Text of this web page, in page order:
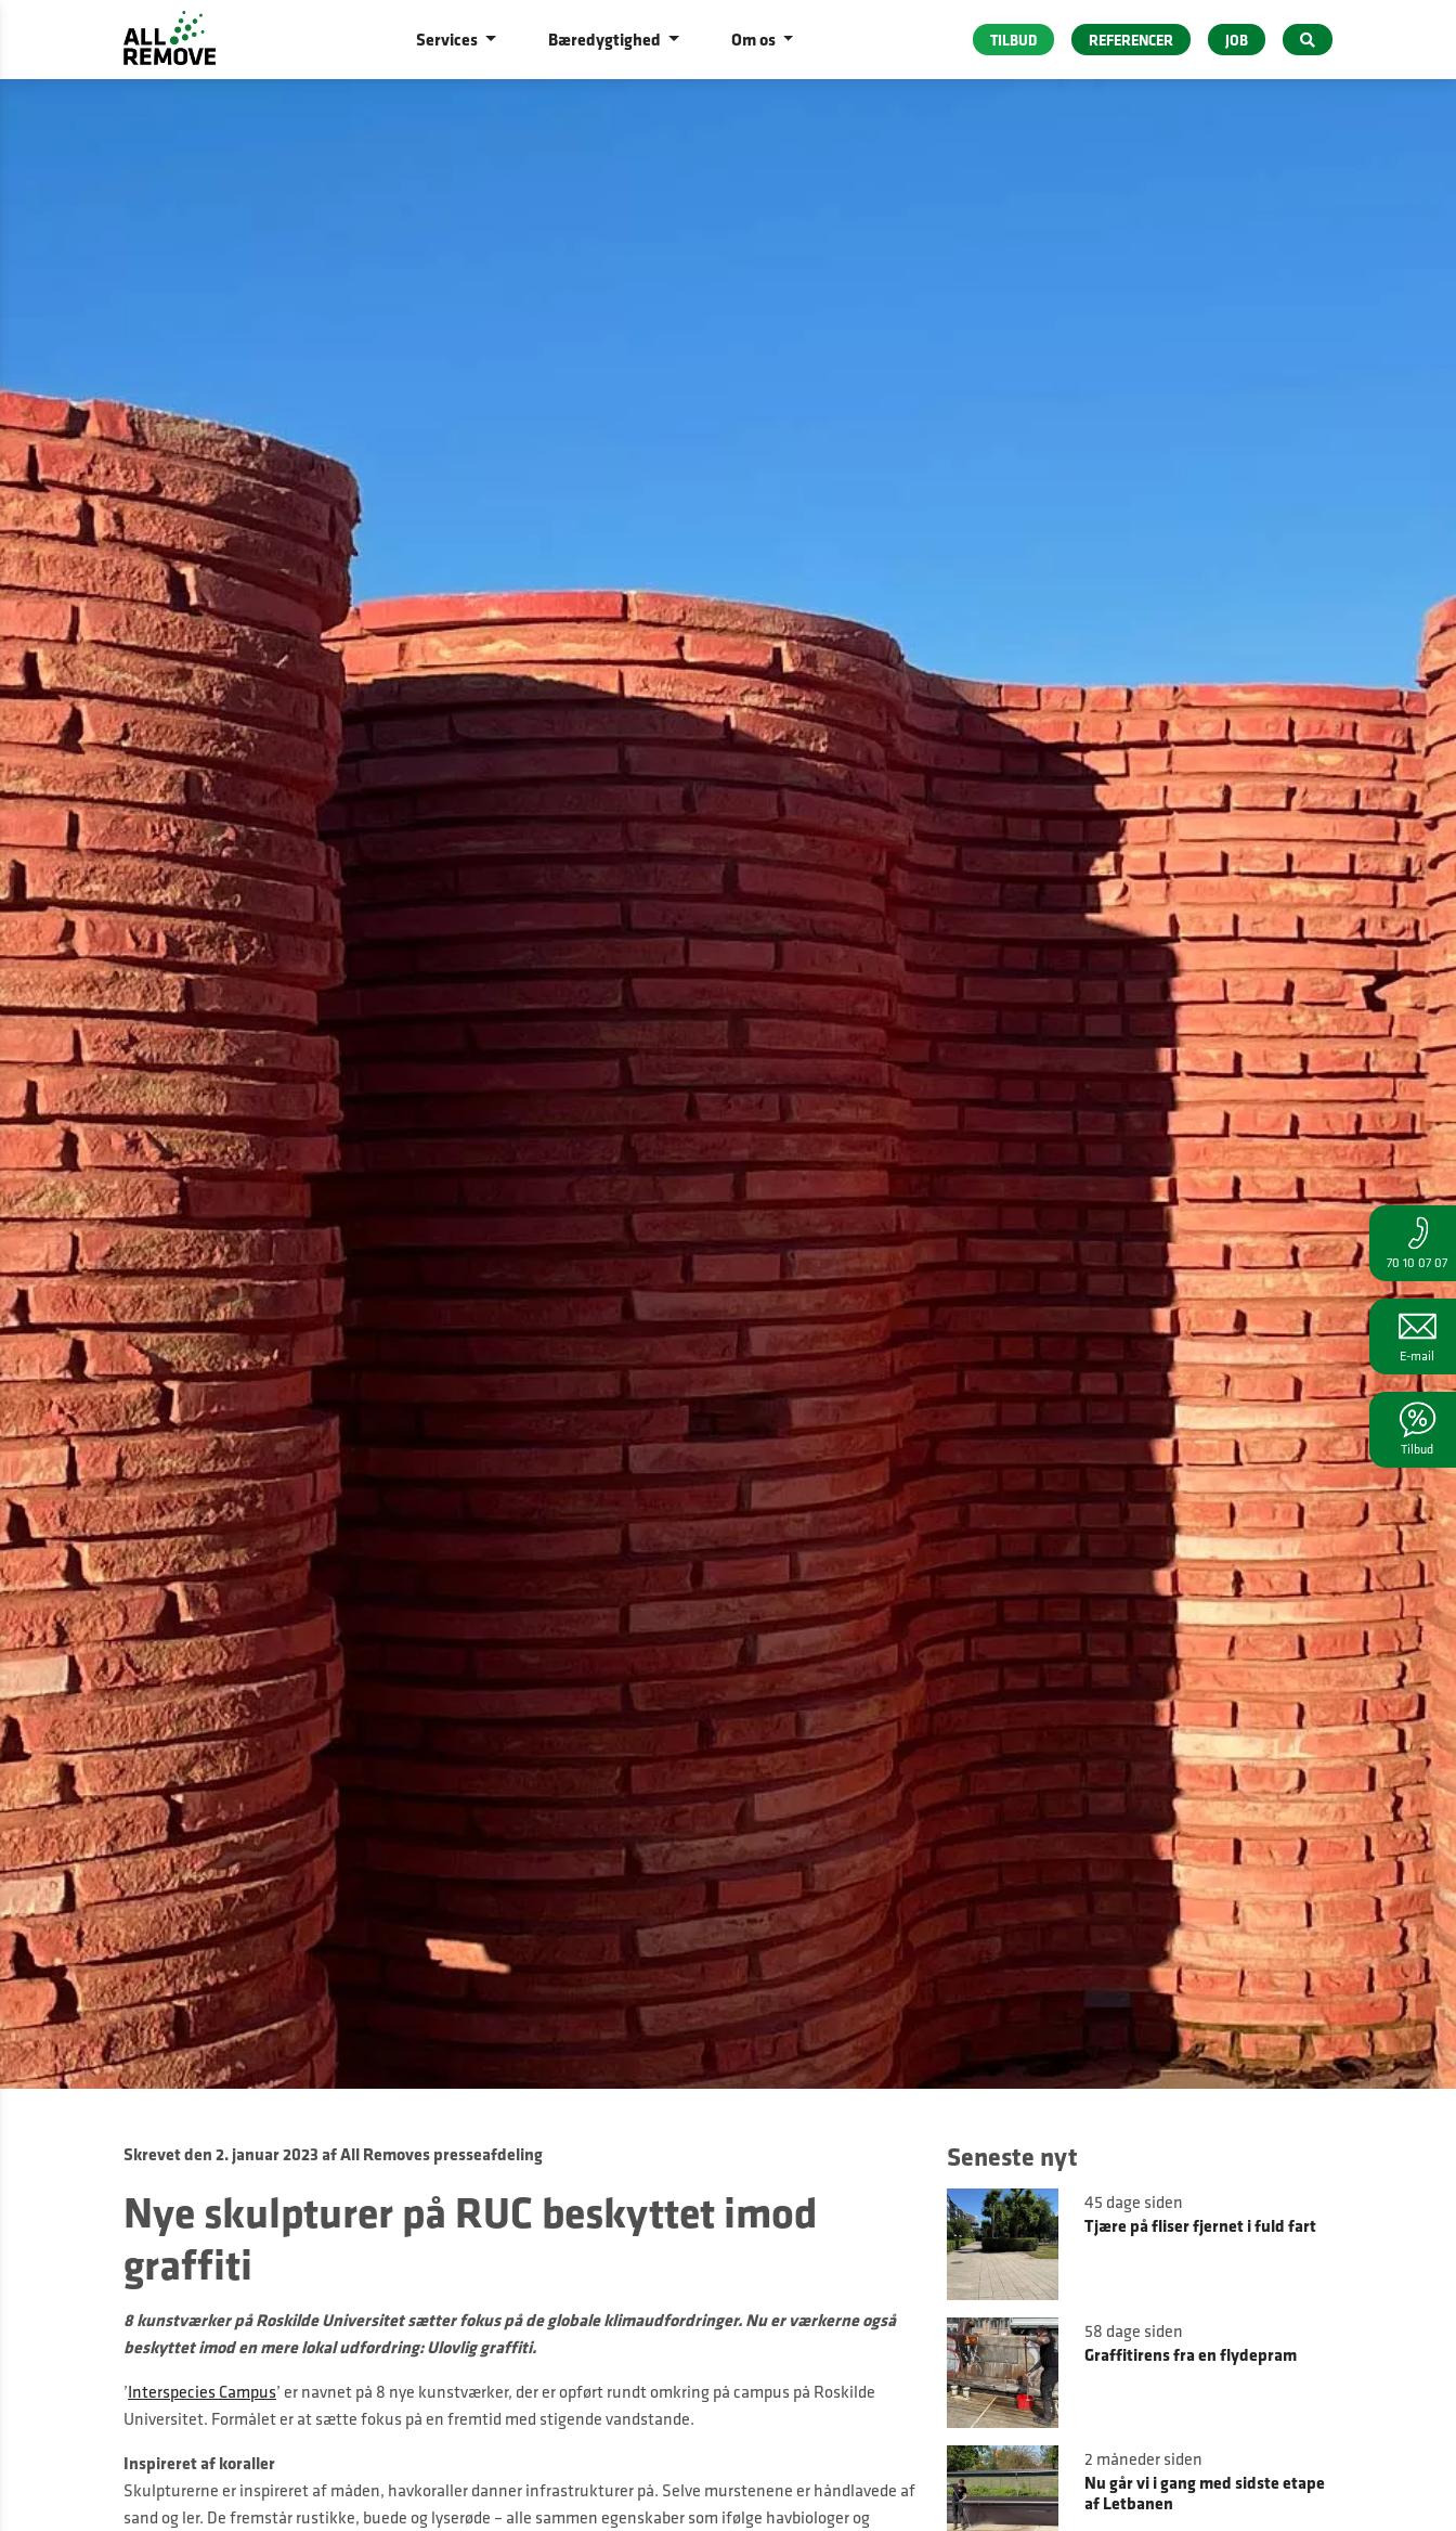
70 10 07 07
E-mail
Tilbud
Services Bæredygtighed Om os TILBUD REFERENCER JOB
Skrevet den2. januar 2023afAll Removes presseafdeling
Nye skulpturer på RUC beskyttet imod
graffiti
8 kunstværker på Roskilde Universitet sætter fokus på de globale klimaudfordringer. Nu er værkerne også
beskyttet imod en mere lokal udfordring: Ulovlig graffiti.
’Interspecies Campus’ er navnet på 8 nye kunstværker, der er opført rundt omkring på campus på Roskilde
Universitet. Formålet er at sætte fokus på en fremtid med stigende vandstande.
Inspireret af koraller
Skulpturerne er inspireret af måden, havkoraller danner infrastrukturer på. Selve murstenene er håndlavede af
sand og ler. De fremstår rustikke, buede og lyserøde – alle sammen egenskaber som ifølge havbiologer og
Seneste nyt
45 dage siden
Tjære på fliser fjernet i fuld fart
58 dage siden
Graffitirens fra en flydepram
2 måneder siden
Nu går vi i gang med sidste etape
af Letbanen